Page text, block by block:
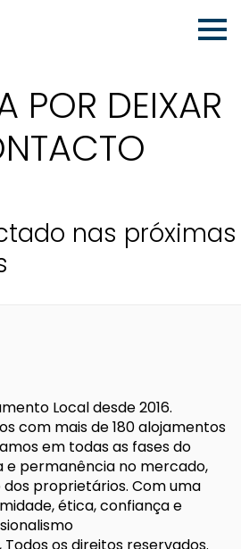
POR DEIXAR
nas próximas
Local desde 2016.
com mais de 180 alojamentos
em todas as fases do
e permanência no mercado,
proprietários. Com uma
ética, confiança e
os direitos reservados.